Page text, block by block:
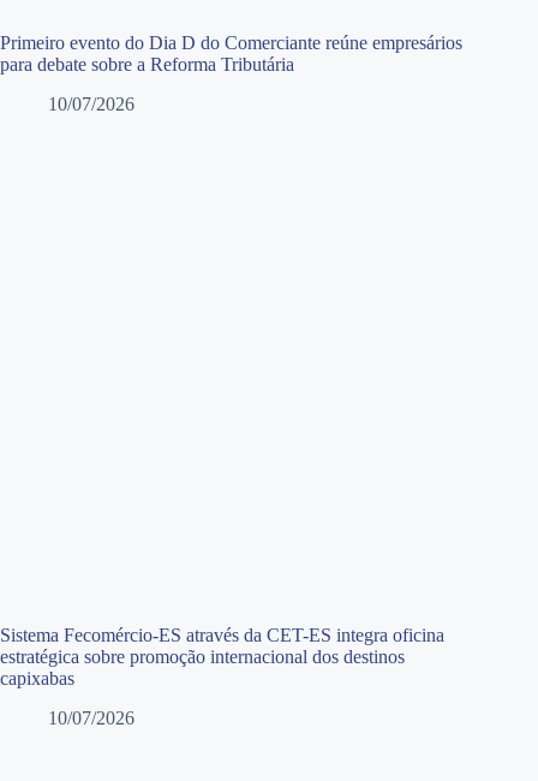
Primeiro evento do Dia D do Comerciante reúne empresários
para debate sobre a Reforma Tributária
10/07/2026
Sistema Fecomércio-ES através da CET-ES integra oficina
estratégica sobre promoção internacional dos destinos
capixabas
10/07/2026